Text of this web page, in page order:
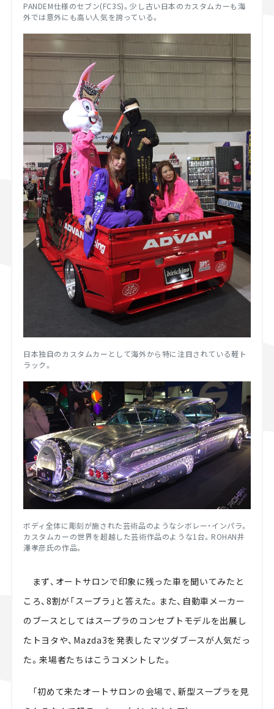
PANDEM仕様のセブン(FC3S)。少し古い日本のカスタムカーも海
外では意外にも高い人気を誇っている。
日本独自のカスタムカーとして海外から特に注目されている軽ト
ラック。
ボディ全体に彫刻が施された芸術品のようなシボレー・インパラ。
カスタムカーの世界を超越した芸術作品のような1台。ROHAN井
澤孝彦氏の作品。
まず、オートサロンで印象に残った車を聞いてみたと
ころ、8割が「スープラ」と答えた。また、自動車メーカー
のブースとしてはスープラのコンセプトモデルを出展し
たトヨタや、 Mazda3を発表したマツダブースが人気だっ
た。来場者たちはこうコメントした。
「初めて来たオートサロンの会場で、新型スープラを見